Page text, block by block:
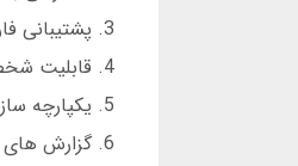
پشتیبانی فارسی
قابلیت
یکپارچه
گزارش